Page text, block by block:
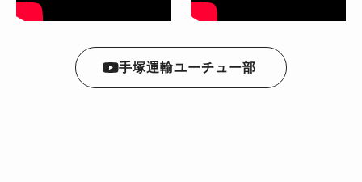
手塚運輸ユーチュー部